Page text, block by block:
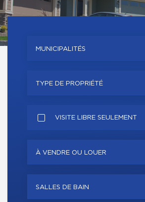
MUNICIPALITÉS
TYPE DE PROPRIÉTÉ
VISITE LIBRE SEULEMENT
À VENDRE OU LOUER
SALLES DE BAIN